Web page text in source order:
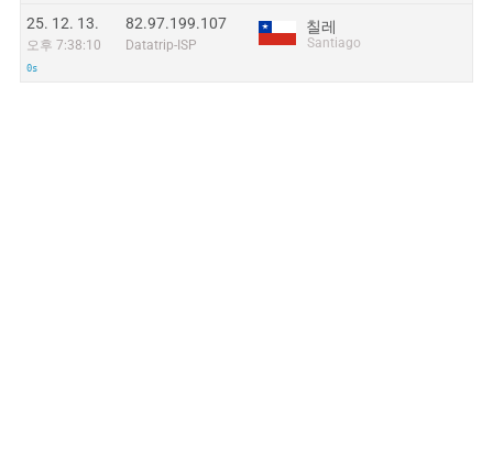
25. 12. 13.
오후 7:38:10
0s
82.97.199.107
Datatrip-ISP
칠레
Santiago